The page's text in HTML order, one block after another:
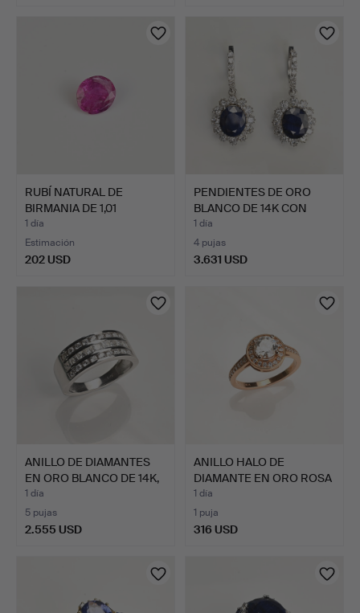
RUBÍ NATURAL DE
BIRMANIA DE 1,01
QUILATES …
1 día
Estimación
202 USD
PENDIENTES DE ORO
BLANCO DE 14K CON
ZAFIRO…
1 día
4 pujas
3.631 USD
ANILLO DE DIAMANTES
EN ORO BLANCO DE 14K,
…
1 día
5 pujas
2.555 USD
ANILLO HALO DE
DIAMANTE EN ORO ROSA
DE 18K…
1 día
1 puja
316 USD